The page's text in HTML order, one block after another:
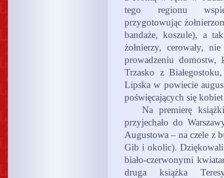
tego regionu
przygotowując
bandaże, koszule), a
żołnierzy, cerowały,
prowadzeniu domostw,
Trzasko z
Lipska w powiecie
poświęcających się
Na premierę książki
przyjechało do
Augustowa – na czele z
Gib i okolic). Dziękowali
biało-czerwonymi
druga książka